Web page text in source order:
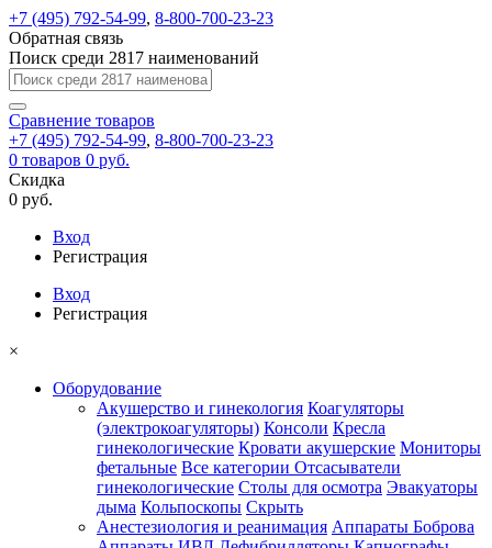
+7 (495) 792-54-99, 8-800-700-23-23
Обратная связь
Поиск среди 2817 наименований
Сравнение товаров
+7 (495) 792-54-99, 8-800-700-23-23
0 товаров 0 руб.
Скидка
0 руб.
Вход
Регистрация
Вход
Регистрация
×
Оборудование
Акушерство и гинекология Коагуляторы
(электрокоагуляторы) Консоли Кресла
гинекологические Кровати акушерские Мониторы
фетальные Все категории Отсасыватели
гинекологические Столы для осмотра Эвакуаторы
дыма Кольпоскопы Скрыть
Анестезиология и реанимация Аппараты Боброва